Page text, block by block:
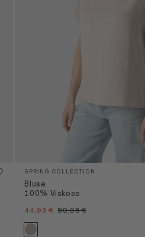
SPRING COLLECTION
Bluse
100% Viskose
44,95 € 89,95 €